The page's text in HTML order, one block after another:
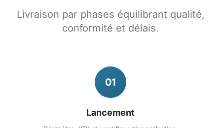
Livraison par phases équilibrant qualité,
conformité et délais.
01
Lancement